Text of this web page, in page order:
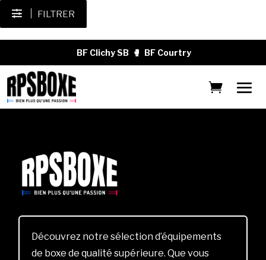
FILTRER
BF Clichy SB 🥊 BF Courtry
Découvrez notre sélection d’équipements
de boxe de qualité supérieure. Que vous